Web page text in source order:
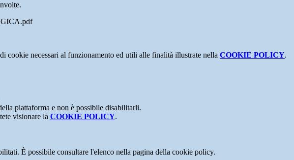
cookie necessari al funzionamento ed utili alle finalità illustrate nella COOKIE POLICY.
piattaforma e non è possibile disabilitarli.
visionare la COOKIE POLICY.
È possibile consultare l'elenco nella pagina della cookie policy.